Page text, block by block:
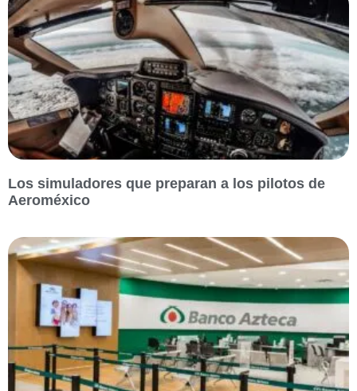
Los simuladores que preparan a los pilotos de
Aeroméxico